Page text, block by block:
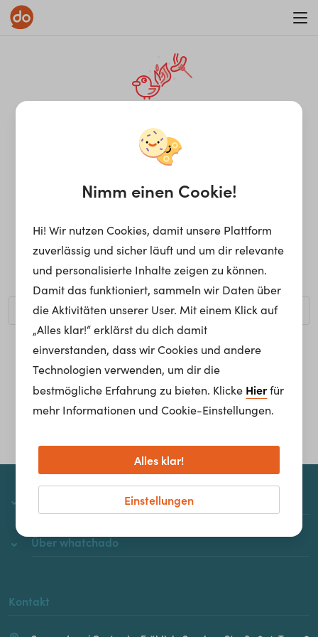
¡Ay, caramba! Seite nicht
gefunden.
Ups, die gewünschte Seite kann nicht gefunden werden.
Möchtest du nach einem bestimmten Begriff suchen?
Homepage
Über whatchado
Kontakt
Nimm einen Cookie!
Hi! Wir nutzen Cookies, damit unsere Plattform
zuverlässig und sicher läuft und um dir relevante
und personalisierte Inhalte zeigen zu können.
Damit das funktioniert, sammeln wir Daten über
die Aktivitäten unserer User. Mit einem Klick auf
„Alles klar!“ erklärst du dich damit
einverstanden, dass wir Cookies und andere
Technologien verwenden, um dir die
bestmögliche Erfahrung zu bieten. Klicke Hierfür
mehr Informationen und Cookie-Einstellungen.
Einstellungen
Alles klar!